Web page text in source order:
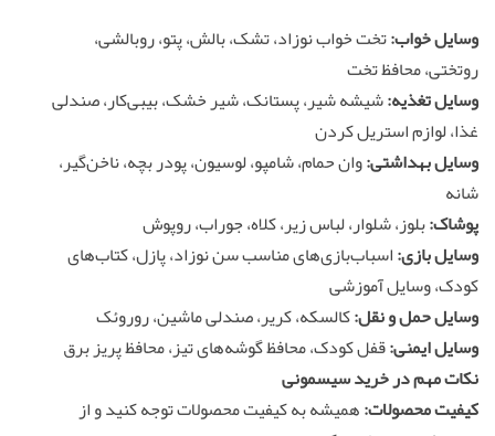
وسایل خواب:تخت خواب نوزاد، تشک، بالش، پتو، روبالشی،
روتختی، محافظ تخت
وسایل تغذیه:شیشه شیر، پستانک، شیر خشک، بیبی‌کار، صندلی
غذا، لوازم استریل کردن
وسایل بهداشتی:وان حمام، شامپو، لوسیون، پودر بچه، ناخن‌گیر،
شانه
پوشاک:بلوز، شلوار، لباس زیر، کلاه، جوراب، روپوش
وسایل بازی:اسباب‌بازی‌های مناسب سن نوزاد، پازل، کتاب‌های
کودک، وسایل آموزشی
وسایل حمل و نقل:کالسکه، کریر، صندلی ماشین، روروئک
وسایل ایمنی:قفل کودک، محافظ گوشه‌های تیز، محافظ پریز برق
نکات مهم در خرید سیسمونی
کیفیت محصولات:همیشه به کیفیت محصولات توجه کنید و از